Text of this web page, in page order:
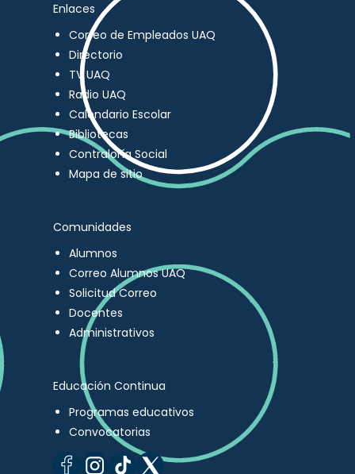
Enlaces
Correo de Empleados UAQ
Directorio
TV UAQ
Radio UAQ
Calendario Escolar
Bibliotecas
Contraloría Social
Mapa de sitio
Comunidades
Alumnos
Correo Alumnos UAQ
Solicitud Correo
Docentes
Administrativos
Educación Continua
Programas educativos
Convocatorias